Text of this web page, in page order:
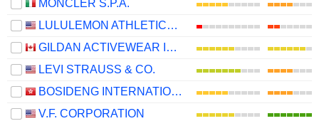
MONCLER S.P.A.
LULULEMON ATHLETICA INC.
GILDAN ACTIVEWEAR INC.
LEVI STRAUSS & CO.
BOSIDENG INTERNATIONAL HOLDINGS LIMITED
V.F. CORPORATION